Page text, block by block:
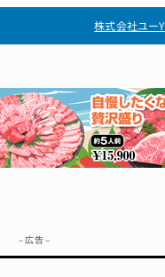
株式会社ユー
– 広告 –